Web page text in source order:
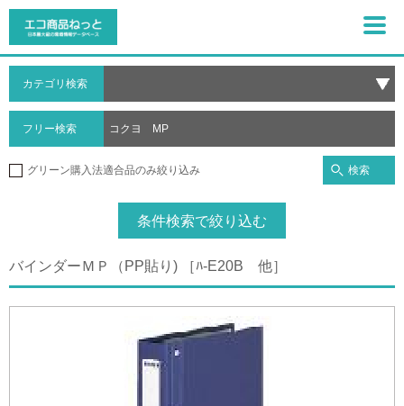
カテゴリ検索
フリー検索
グリーン購入法適合品のみ絞り込み 検索
条件検索で絞り込む
バインダーＭＰ（PP貼り) ［ﾊ-E20B 他］